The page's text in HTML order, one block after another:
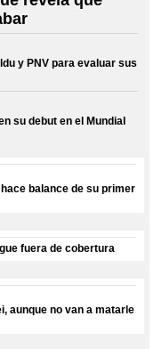
y PNV para evaluar sus
su debut en el Mundial
balance de su primer
fuera de cobertura
aunque no van a matarle